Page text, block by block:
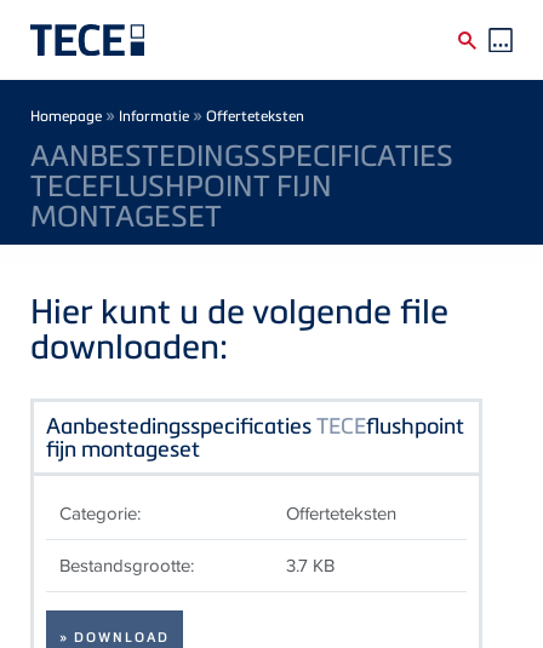
Breadcrumb
Homepage » Informatie » Offerteteksten
AANBESTEDINGSSPECIFICATIES
TECEFLUSHPOINT FIJN
MONTAGESET
Hier kunt u de volgende file
downloaden:
AanbestedingsspecificatiesTECEflushpoint
fijn montageset
Categorie: Offerteteksten
Bestandsgrootte: 3.7 KB
» DOWNLOAD